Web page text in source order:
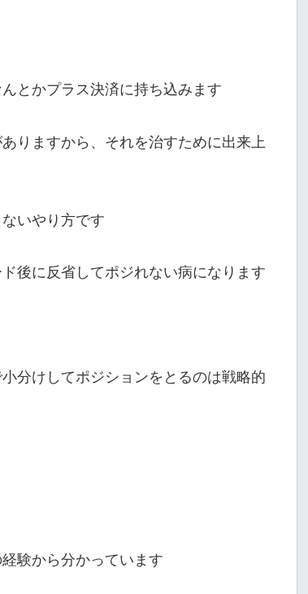
とかプラス決済に持ち込みます
りますから、それを治すために出来上
いやり方です
後に反省してポジれない病になります
分けしてポジションをとるのは戦略的
験から分かっています